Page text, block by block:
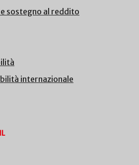
sostegno al reddito
internazionale